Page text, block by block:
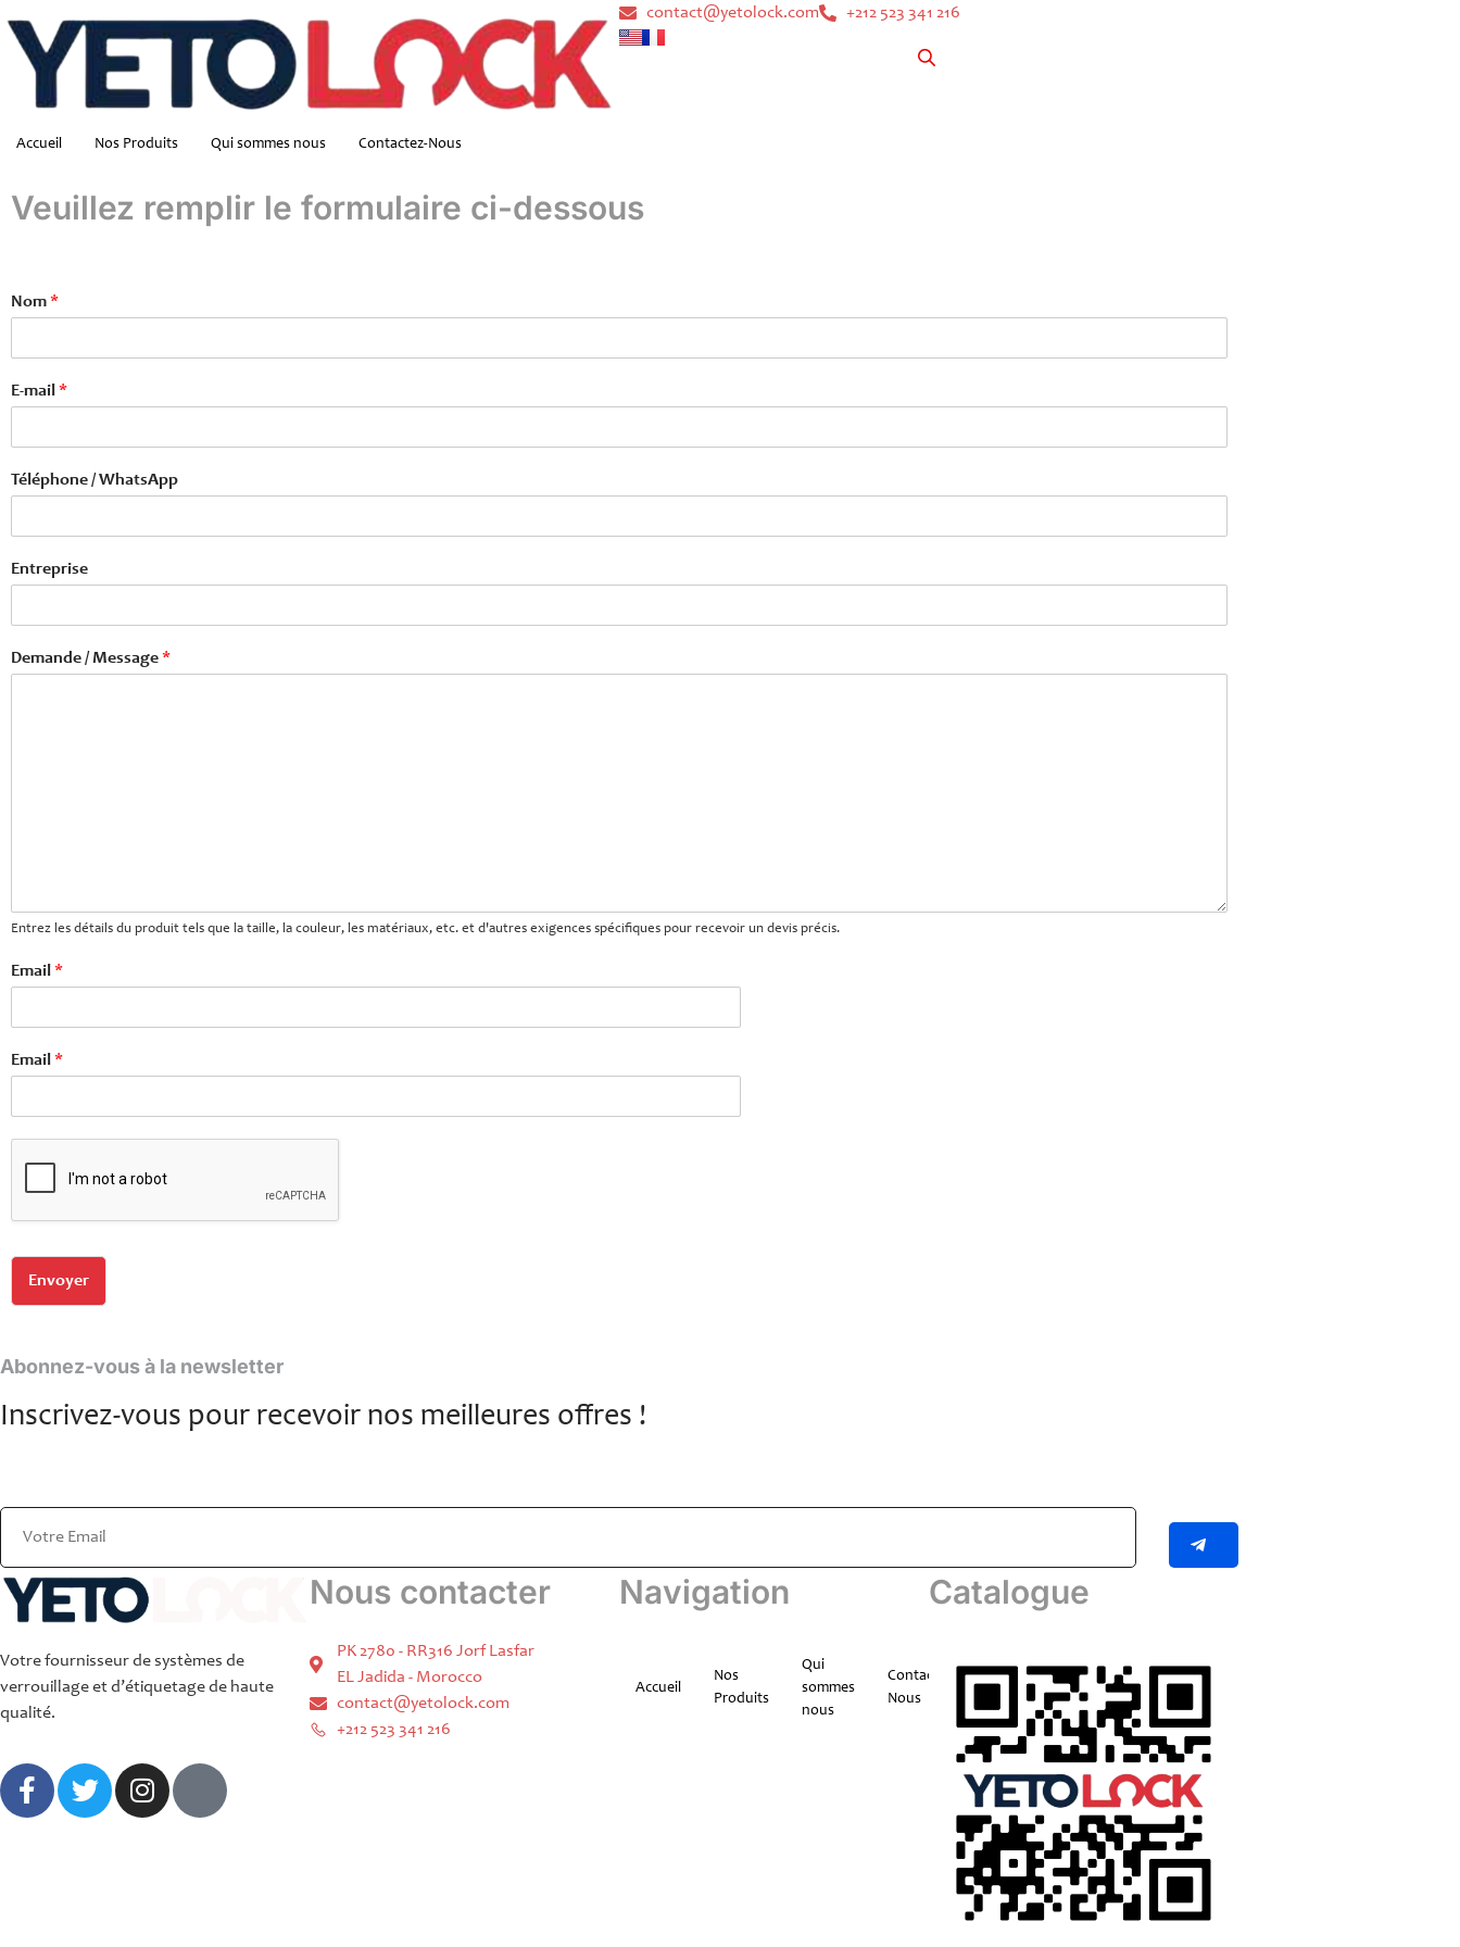
contact@yetolock.com +212 523 341 216
Accueil Nos Produits Qui sommes nous Contactez-Nous
Veuillez remplir le formulaire ci-dessous
Nom*
E-mail *
Téléphone / WhatsApp
Entreprise
Demande / Message*
Entrez les détails du produit tels que la taille, la couleur, les matériaux, etc. et d'autres exigences spécifiques pour recevoir un devis précis.
Email *
Email *
Envoyer
Abonnez-vous à la newsletter
Inscrivez-vous pour recevoir nos meilleures offres !
Votre fournisseur de systèmes de
verrouillage et d’étiquetage de haute
qualité.
Nous contacter
PK 2780 - RR316 Jorf Lasfar
EL Jadida - Morocco
contact@yetolock.com
+212 523 341 216
Navigation
Accueil
Nos
Produits
Qui
sommes
nous
Contactez-
Nous
Catalogue